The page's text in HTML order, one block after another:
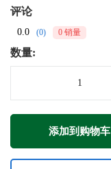
评论
0.0 (0) 0 销量
数量:
添加到购物车